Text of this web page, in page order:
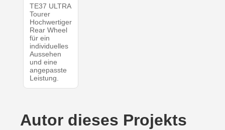
TE37 ULTRA
Tourer
Hochwertiger
Rear Wheel
für ein
individuelles
Aussehen
und eine
angepasste
Leistung.
Autor dieses Projekts